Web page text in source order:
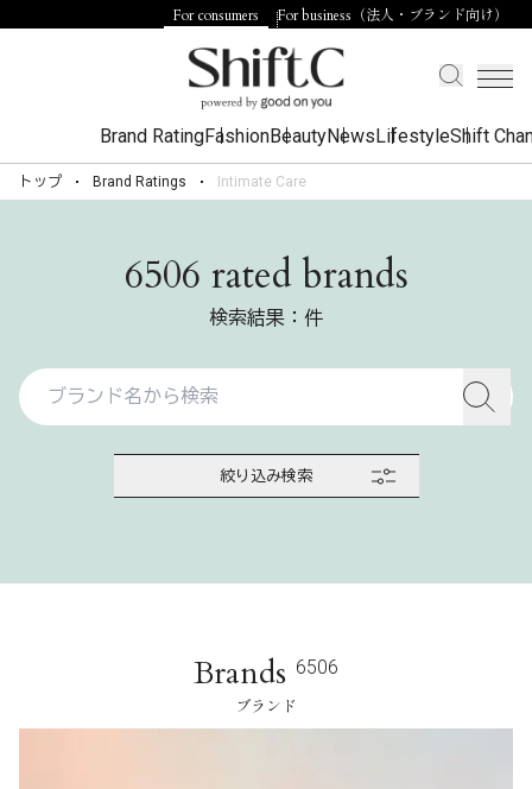
For consumers For business（法人・ブランド向け）
Brand RatingFashionBeautyNewsLifestyleShift
トップ Brand Ratings Intimate Care
6506 rated brands
検索結果：件
絞り込み検索
Brands 6506
ブランド